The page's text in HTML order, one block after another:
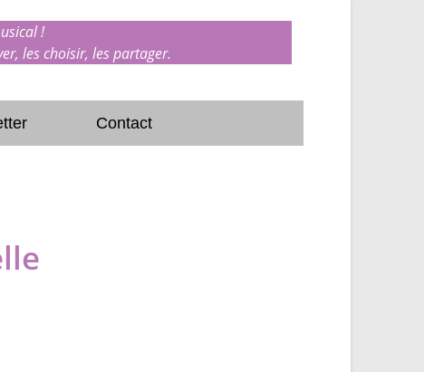
!
les choisir, les partager.
Contact